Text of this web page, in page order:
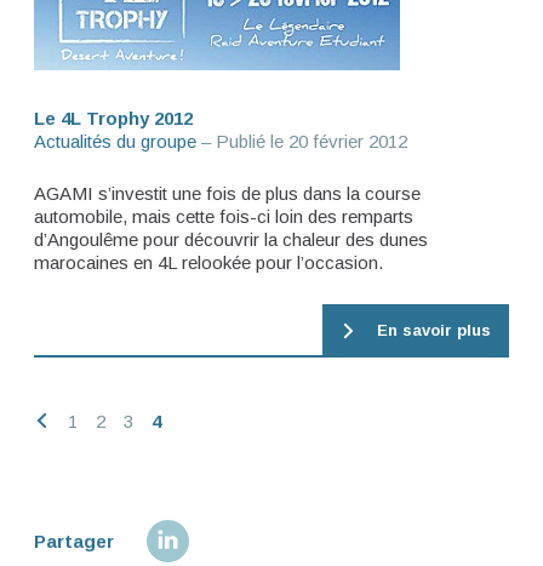
Le 4L Trophy 2012
Actualités du groupe – Publié le 20 février 2012
AGAMI s’investit une fois de plus dans la course
automobile, mais cette fois-ci loin des remparts
d’Angoulême pour découvrir la chaleur des dunes
marocaines en 4L relookée pour l’occasion.
En savoir plus
1 2 3 4
Partager